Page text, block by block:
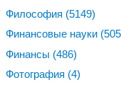
Философия (5149)
Финансовые науки
Финансы (486)
Фотография (4)